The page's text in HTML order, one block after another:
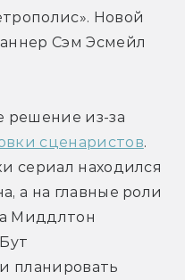
Новой
Сэм Эсмейл
решение из-за
сценаристов.
сериал находился
а на главные роли
Миддлтон
планировать